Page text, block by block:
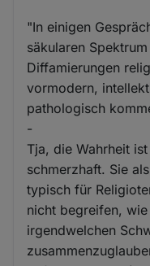
"In einigen
säkularen
Diffamierungen
vormodern,
pathologisch
-
Tja, die Wahrheit
schmerzhaft. Sie
typisch für
nicht begreifen,
irgendwelchen